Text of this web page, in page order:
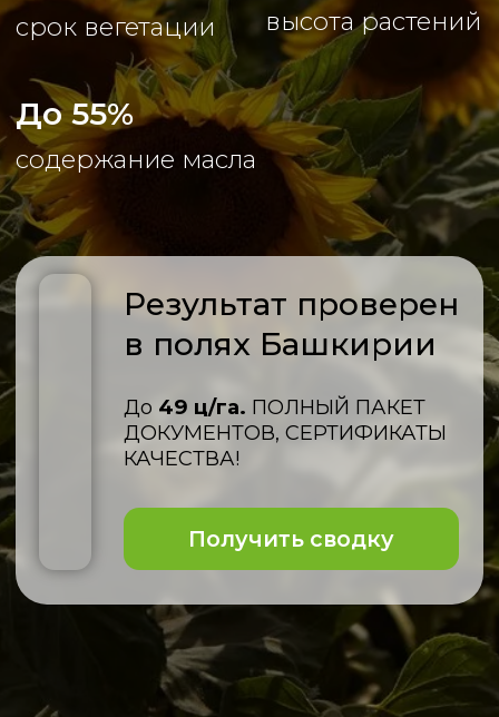
в полях Башкирии
49 ц/га. ПОЛНЫЙ ПАКЕТ
ДОКУМЕНТОВ, СЕРТИФИКАТЫ
КАЧЕСТВА!
Получить сводку
ПОЧЕМУ ВЫБИРАЮТ
НАШИ ГИБРИДЫ
ПОДСОЛНЕЧНИКА
Сильная генетика—
современные линии
Clearfield и Express
Заразихоустойчивость
устойчивость к актуальным расам,